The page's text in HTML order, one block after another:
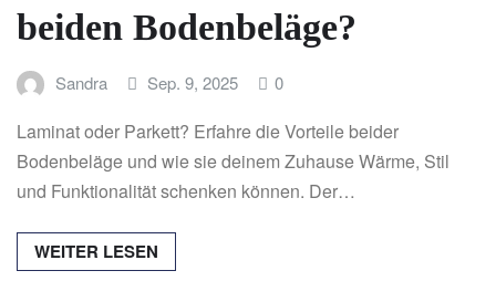
beiden Bodenbeläge?
Sandra Sep. 9, 2025 0
Laminat oder Parkett? Erfahre die Vorteile beider
Bodenbeläge und wie sie deinem Zuhause Wärme, Stil
und Funktionalität schenken können. Der…
WEITER LESEN